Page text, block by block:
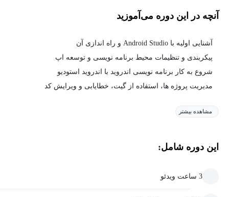
آنچه در این دوره می‌آموزید
آشنایی اولیه با Android Studio و راه اندازی آن
پیکربندی و تنظیمات محیط برنامه نویسی و توسعه اپ
شروع به کار برنامه نویسی اندروید با اندروید استودیو
مدیریت پروژه ها، استفاده از گیت، خطایابی و ویرایش کد
مشاهده بیشتر
این دوره شامل:
3 ساعت ویدئو